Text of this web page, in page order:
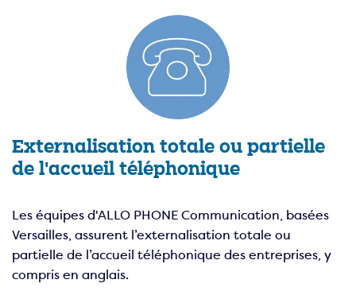
Externalisation totale ou partielle
de l'accueil téléphonique
Les équipes d'ALLO PHONE Communication, basées
Versailles, assurent l’externalisation totale ou
partielle de l’accueil téléphonique des entreprises, y
compris en anglais.